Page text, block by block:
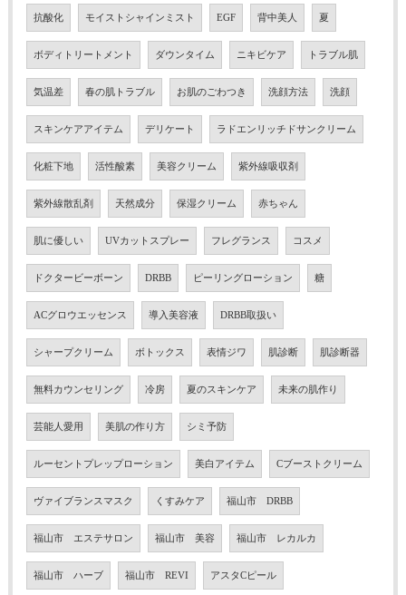
抗酸化 モイストシャインミスト EGF 背中美人 夏
ボディトリートメント ダウンタイム ニキビケア トラブル肌
気温差 春の肌トラブル お肌のごわつき 洗顔方法 洗顔
スキンケアアイテム デリケート ラドエンリッチドサンクリーム
化粧下地 活性酸素 美容クリーム 紫外線吸収剤
紫外線散乱剤 天然成分 保湿クリーム 赤ちゃん
肌に優しい UVカットスプレー フレグランス コスメ
ドクタービーボーン DRBB ピーリングローション 糖
ACグロウエッセンス 導入美容液 DRBB取扱い
シャープクリーム ボトックス 表情ジワ 肌診断 肌診断器
無料カウンセリング 冷房 夏のスキンケア 未来の肌作り
芸能人愛用 美肌の作り方 シミ予防
ルーセントプレップローション 美白アイテム Cブーストクリーム
ヴァイブランスマスク くすみケア 福山市 DRBB
福山市 エステサロン 福山市 美容 福山市 レカルカ
福山市 ハーブ 福山市 REVI アスタCピール